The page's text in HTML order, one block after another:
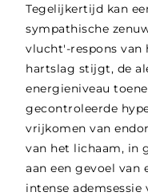
Tegelijkertijd kan
sympathische
vlucht'-respons van
hartslag stijgt, de
energieniveau
gecontroleerde
vrijkomen van
van het lichaam, in
aan een gevoel van
intense